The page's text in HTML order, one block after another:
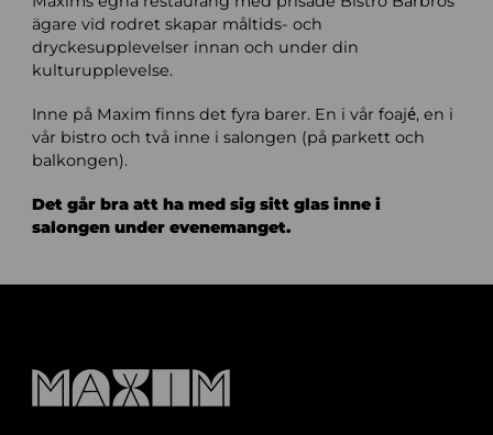
ägare vid rodret skapar måltids- och
dryckesupplevelser innan och under din
kulturupplevelse.
Inne på Maxim finns det fyra barer. En i vår foajé, en i
vår bistro och två inne i salongen (på parkett och
balkongen).
Det går bra att ha med sig sitt glas inne i
salongen under evenemanget.